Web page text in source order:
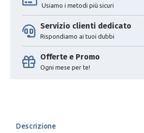
Usiamo i metodi più sicuri
Servizio clienti dedicato
Rispondiamo ai tuoi dubbi
Offerte e Promo
Ogni mese per te!
Descrizione